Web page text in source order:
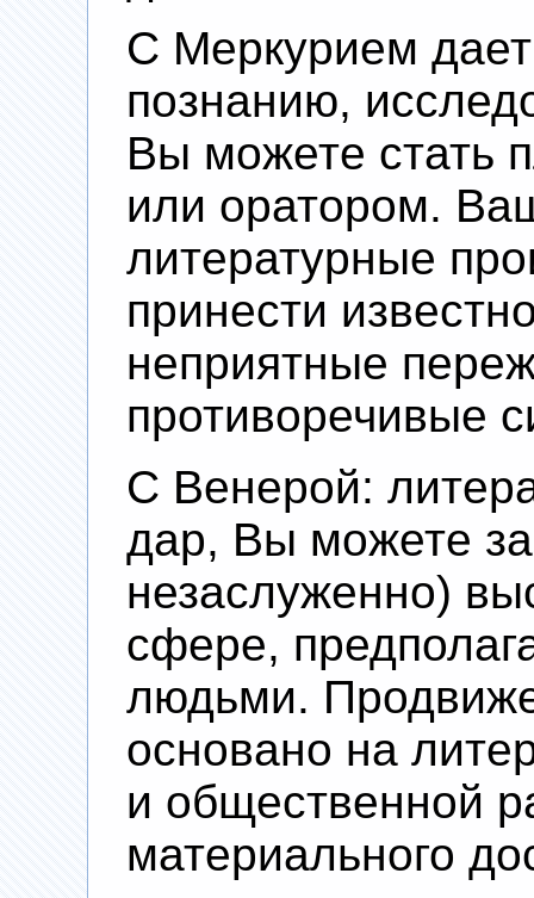
С Меркурием
познанию,
Вы можете стать
или оратором.
литературные
принести
неприятные
противоречивые
С Венерой:
дар, Вы можете
незаслуженно)
сфере,
людьми.
основано на
и общественной
материального